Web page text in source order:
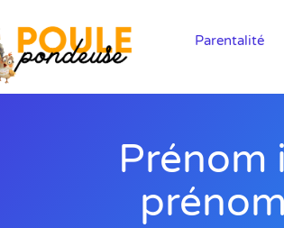
Parentalité
Prénom